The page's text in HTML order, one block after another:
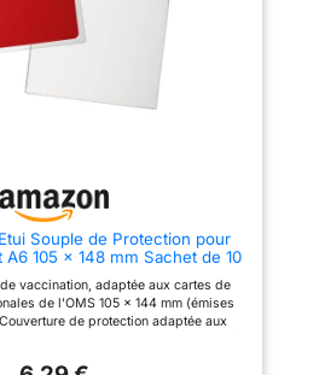
Souple de Protection pour
A6 105 x 148 mm Sachet de 10
vaccination, adaptée aux cartes de
de l'OMS 105 x 144 mm (émises
de protection adaptée aux